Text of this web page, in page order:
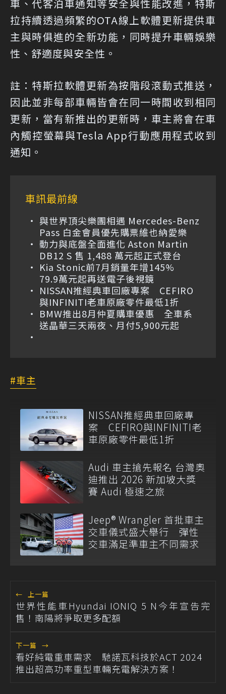
車、代客泊車通知等安全與性能改進，特斯
拉持續透過頻繁的OTA線上軟體更新提供車
主與時俱進的全新功能，同時提升車輛娛樂
性、舒適度與安全性。
註：特斯拉軟體更新為按階段滾動式推送，
因此並非每部車輛皆會在同一時間收到相同
更新，當有新推出的更新時，車主將會在車
內觸控螢幕與Tesla App行動應用程式收到
通知。
車訊最前線
與世界頂尖樂團相遇 Mercedes-Benz
Pass 白金會員優先購票維也納愛樂
動力與底盤全面進化 Aston Martin
DB12 S 售 1,488 萬元起正式登台
Kia Stonic前7月銷量年增145%
79.9萬元起再送電子後視鏡
NISSAN推經典車回廠專案 CEFIRO
與INFINITI老車原廠零件最低1折
BMW推出8月仲夏購車優惠 全車系
送晶華三天兩夜、月付5,900元起
車主
NISSAN推經典車回廠專
案 CEFIRO與INFINITI老
車原廠零件最低1折
Audi 車主搶先報名 台灣奧
迪推出 2026 新加坡大獎
賽 Audi 極速之旅
Jeep® Wrangler 首批車主
交車儀式盛大舉行 彈性
交車滿足準車主不同需求
← 上一篇
世界性能車Hyundai IONIQ 5 N今年宣告完
售！南陽將爭取更多配額
下一篇 →
看好純電重車需求 馳諾瓦科技於ACT 2024
推出超高功率重型車輛充電解決方案！